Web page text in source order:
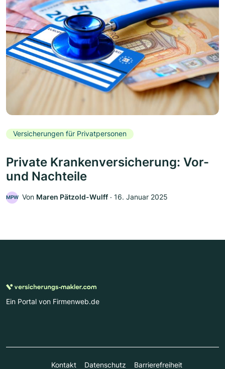
Versicherungen für Privatpersonen
Private Krankenversicherung: Vor-
und Nachteile
MPW Von Maren Pätzold-Wulff ‧ 16. Januar 2025
Ein Portal von Firmenweb.de
Kontakt Datenschutz Barrierefreiheit